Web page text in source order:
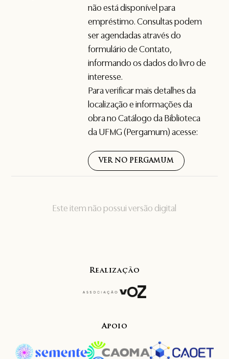
Este item não possui versão digital
não está disponível para
empréstimo. Consultas podem
ser agendadas através do
formulário deContato,
informando os dados do livro de
interesse.
Para verificar mais detalhes da
localização e informações da
obra no Catálogo da Biblioteca
da UFMG (Pergamum) acesse:
VER NO PERGAMUM
Realização
Apoio